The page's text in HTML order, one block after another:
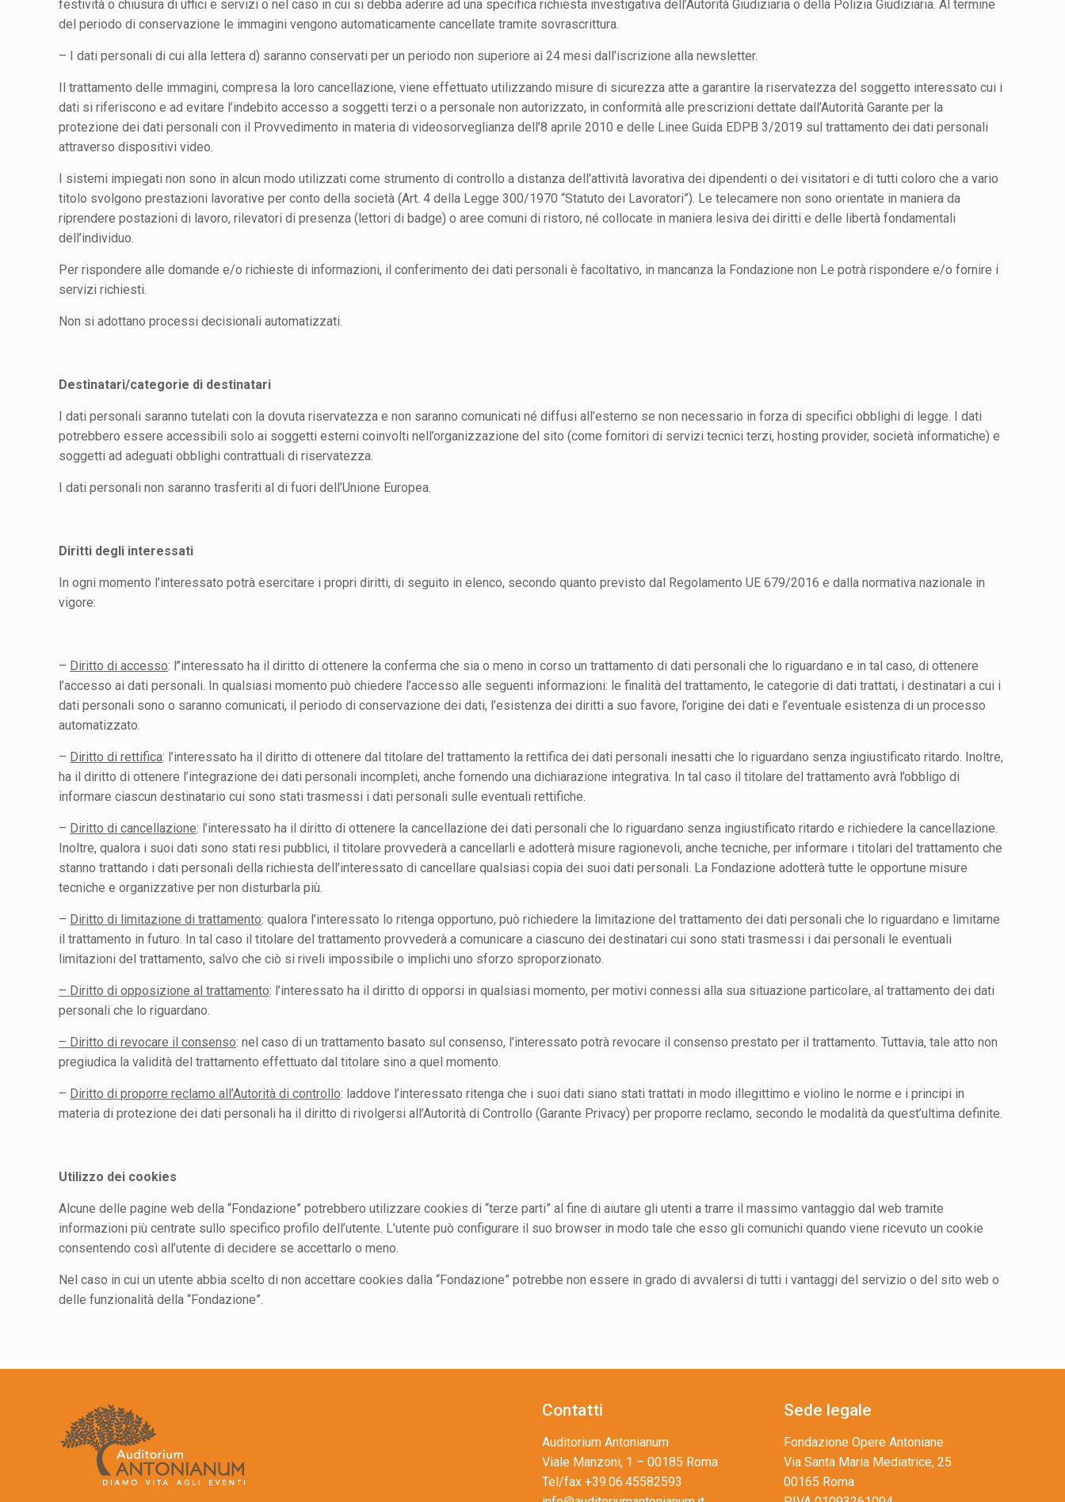
festività o chiusura di uffici e servizi o nel caso in cui si debba aderire ad una specifica richiesta investigativa dell’Autorità Giudiziaria o della Polizia Giudiziaria. Al termine
del periodo di conservazione le immagini vengono automaticamente cancellate tramite sovrascrittura.
– I dati personali di cui alla lettera d) saranno conservati per un periodo non superiore ai 24 mesi dall’iscrizione alla newsletter.
Il trattamento delle immagini, compresa la loro cancellazione, viene effettuato utilizzando misure di sicurezza atte a garantire la riservatezza del soggetto interessato cui i
dati si riferiscono e ad evitare l’indebito accesso a soggetti terzi o a personale non autorizzato, in conformità alle prescrizioni dettate dall’Autorità Garante per la
protezione dei dati personali con il Provvedimento in materia di videosorveglianza dell’8 aprile 2010 e delle Linee Guida EDPB 3/2019 sul trattamento dei dati personali
attraverso dispositivi video.
I sistemi impiegati non sono in alcun modo utilizzati come strumento di controllo a distanza dell’attività lavorativa dei dipendenti o dei visitatori e di tutti coloro che a vario
titolo svolgono prestazioni lavorative per conto della società (Art. 4 della Legge 300/1970 “Statuto dei Lavoratori”). Le telecamere non sono orientate in maniera da
riprendere postazioni di lavoro, rilevatori di presenza (lettori di badge) o aree comuni di ristoro, né collocate in maniera lesiva dei diritti e delle libertà fondamentali
dell’individuo.
Per rispondere alle domande e/o richieste di informazioni, il conferimento dei dati personali è facoltativo, in mancanza la Fondazione non Le potrà rispondere e/o fornire i
servizi richiesti.
Non si adottano processi decisionali automatizzati.
Destinatari/categorie di destinatari
I dati personali saranno tutelati con la dovuta riservatezza e non saranno comunicati né diffusi all’esterno se non necessario in forza di specifici obblighi di legge. I dati
potrebbero essere accessibili solo ai soggetti esterni coinvolti nell’organizzazione del sito (come fornitori di servizi tecnici terzi, hosting provider, società informatiche) e
soggetti ad adeguati obblighi contrattuali di riservatezza.
I dati personali non saranno trasferiti al di fuori dell’Unione Europea.
Diritti degli interessati
In ogni momento l’interessato potrà esercitare i propri diritti, di seguito in elenco, secondo quanto previsto dal Regolamento UE 679/2016 e dalla normativa nazionale in
vigore:
– Diritto di accesso: l’’interessato ha il diritto di ottenere la conferma che sia o meno in corso un trattamento di dati personali che lo riguardano e in tal caso, di ottenere
l’accesso ai dati personali. In qualsiasi momento può chiedere l’accesso alle seguenti informazioni: le finalità del trattamento, le categorie di dati trattati, i destinatari a cui i
dati personali sono o saranno comunicati, il periodo di conservazione dei dati, l’esistenza dei diritti a suo favore, l’origine dei dati e l’eventuale esistenza di un processo
automatizzato.
– Diritto di rettifica: l’interessato ha il diritto di ottenere dal titolare del trattamento la rettifica dei dati personali inesatti che lo riguardano senza ingiustificato ritardo. Inoltre,
ha il diritto di ottenere l’integrazione dei dati personali incompleti, anche fornendo una dichiarazione integrativa. In tal caso il titolare del trattamento avrà l’obbligo di
informare ciascun destinatario cui sono stati trasmessi i dati personali sulle eventuali rettifiche.
– Diritto di cancellazione: l’interessato ha il diritto di ottenere la cancellazione dei dati personali che lo riguardano senza ingiustificato ritardo e richiedere la cancellazione.
Inoltre, qualora i suoi dati sono stati resi pubblici, il titolare provvederà a cancellarli e adotterà misure ragionevoli, anche tecniche, per informare i titolari del trattamento che
stanno trattando i dati personali della richiesta dell’interessato di cancellare qualsiasi copia dei suoi dati personali. La Fondazione adotterà tutte le opportune misure
tecniche e organizzative per non disturbarla più.
– Diritto di limitazione di trattamento: qualora l’interessato lo ritenga opportuno, può richiedere la limitazione del trattamento dei dati personali che lo riguardano e limitarne
il trattamento in futuro. In tal caso il titolare del trattamento provvederà a comunicare a ciascuno dei destinatari cui sono statitrasmessi i dai personali le eventuali
limitazioni del trattamento, salvo che ciò si riveli impossibile o implichi uno sforzo sproporzionato.
– Diritto di opposizione al trattamento: l’interessato ha il diritto di opporsi in qualsiasi momento, per motivi connessi alla sua situazione particolare, al trattamento dei dati
personali che lo riguardano.
– Diritto di revocare il consenso: nel caso di un trattamento basato sul consenso, l’interessato potrà revocare il consenso prestato per il trattamento. Tuttavia, tale atto non
pregiudica la validità del trattamento effettuato dal titolare sino a quel momento.
– Diritto di proporre reclamo all’Autorità di controllo: laddove l’interessato ritenga che i suoi dati siano stati trattati in modo illegittimo e violino le norme e i principi in
materia di protezione dei dati personali ha il diritto di rivolgersi all’Autorità di Controllo (Garante Privacy) per proporre reclamo, secondo le modalità da quest’ultima definite.
Utilizzo dei cookies
Alcune delle pagine web della “Fondazione” potrebbero utilizzare cookies di “terze parti” al fine di aiutare gli utenti a trarre il massimo vantaggio dal web tramite
informazioni più centrate sullo specifico profilo dell’utente. L’utente può configurare il suo browser in modo tale che esso gli comunichi quando viene ricevuto un cookie
consentendo così all’utente di decidere se accettarlo o meno.
Nel caso in cui un utente abbia scelto di non accettare cookies dalla “Fondazione” potrebbe non essere in grado di avvalersi di tutti i vantaggi del servizio o del sito web o
delle funzionalità della “Fondazione”.
Contatti
Auditorium Antonianum
Viale Manzoni, 1 – 00185 Roma
Tel/fax +39.06.45582593
Sede legale
Fondazione Opere Antoniane
Via Santa Maria Mediatrice, 25
00165 Roma